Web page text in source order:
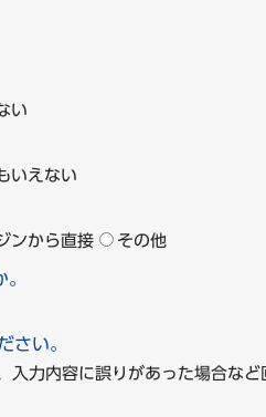
い
いえない
ンから直接 その他
さい。
入力内容に誤りがあった場合